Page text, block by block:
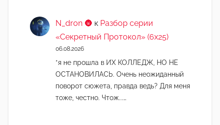
N_dron 🌚 к Разбор серии
«Секретный Протокол» (6х25)
06.08.2026
*я не прошла в ИХ КОЛЛЕДЖ, НО НЕ
ОСТАНОВИЛАСЬ. Очень неожиданный
поворот сюжета, правда ведь? Для меня
тоже, честно. Чтож...…